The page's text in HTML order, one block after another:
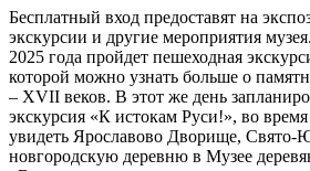
Бесплатный вход предоставят на
экскурсии и другие мероприятия
2025 года пройдет пешеходная
которой можно узнать больше о
– XVII веков. В этот же день
экскурсия «К истокам Руси!», во
увидеть Ярославово Дворище, Свято-
новгородскую деревню в Музее